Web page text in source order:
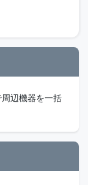
辺機器を一括